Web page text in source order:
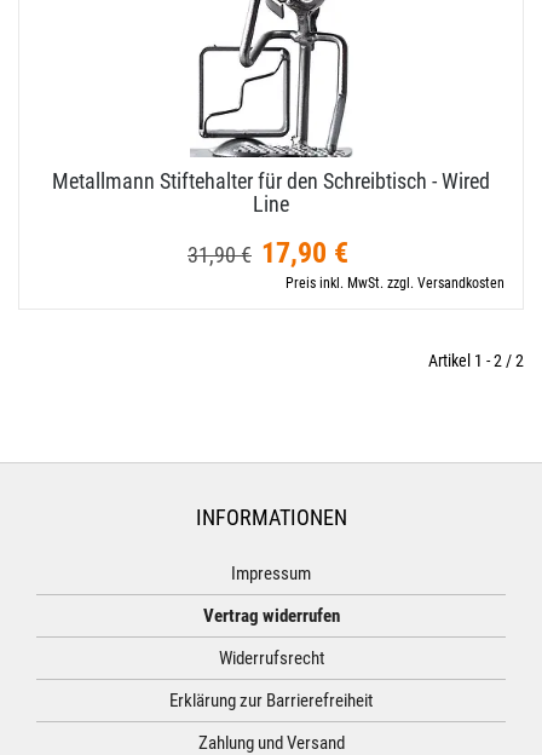
Metallmann Stiftehalter für den Schreibtisch - Wired
Line
31,90 € 17,90 €
Preis inkl. MwSt. zzgl. Versandkosten
Artikel 1 - 2 / 2
INFORMATIONEN
Impressum
Vertrag widerrufen
Widerrufsrecht
Erklärung zur Barrierefreiheit
Zahlung und Versand